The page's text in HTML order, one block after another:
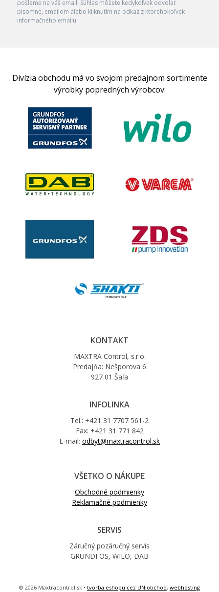
pošleme na váš email. Súhlas môžete kedykoľvek odvolať
písomne, emailom alebo kliknutím na odkaz z ktoréhokoľvek
informačného emailu.
Divízia obchodu má vo svojom predajnom sortimente
výrobky popredných výrobcov:
KONTAKT
MAXTRA Control, s.r.o.
Predajňa: Nešporova 6
927 01 Šaľa
INFOLINKA
Tel.: +421 31 7707 561-2
Fax: +421 31 771 842
E-mail: odbyt@maxtracontrol.sk
VŠETKO O NÁKUPE
Obchodné podmienky
Reklamačné podmienky
SERVIS
Záručný pozáručný servis
GRUNDFOS, WILO, DAB
© 2026 Maxtracontrol.sk • tvorba eshopu cez UNIobchod, webhosting